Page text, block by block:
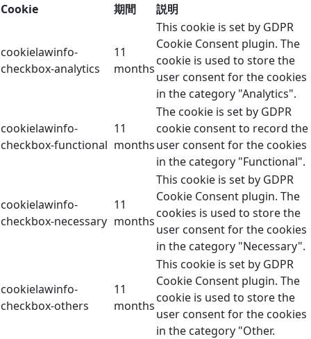
Cookie
期間 説明
cookielawinfo-
checkbox-analytics
11
months
This cookie is set by GDPR
Cookie Consent plugin. The
cookie is used to store the
user consent for the cookies
in the category "Analytics".
cookielawinfo-
checkbox-functional
11
months
The cookie is set by GDPR
cookie consent to record the
user consent for the cookies
in the category "Functional".
cookielawinfo-
checkbox-necessary
11
months
This cookie is set by GDPR
Cookie Consent plugin. The
cookies is used to store the
user consent for the cookies
in the category "Necessary".
cookielawinfo-
checkbox-others
11
months
This cookie is set by GDPR
Cookie Consent plugin. The
cookie is used to store the
user consent for the cookies
in the category "Other.